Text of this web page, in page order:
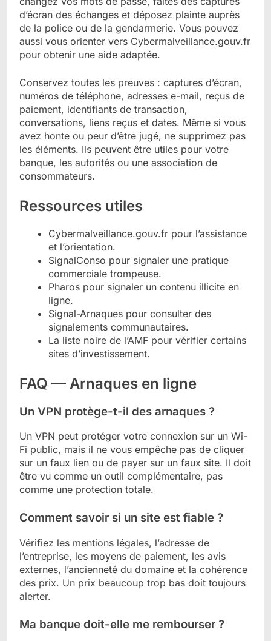
d’écran des échanges et déposez plainte auprès
de la police ou de la gendarmerie. Vous pouvez
aussi vous orienter vers Cybermalveillance.gouv.fr
pour obtenir une aide adaptée.
Conservez toutes les preuves : captures d’écran,
numéros de téléphone, adresses e-mail, reçus de
paiement, identifiants de transaction,
conversations, liens reçus et dates. Même si vous
avez honte ou peur d’être jugé, ne supprimez pas
les éléments. Ils peuvent être utiles pour votre
banque, les autorités ou une association de
consommateurs.
Ressources utiles
Cybermalveillance.gouv.fr pour l’assistance
et l’orientation.
SignalConso pour signaler une pratique
commerciale trompeuse.
Pharos pour signaler un contenu illicite en
ligne.
Signal-Arnaques pour consulter des
signalements communautaires.
La liste noire de l’AMF pour vérifier certains
sites d’investissement.
FAQ — Arnaques en ligne
Un VPN protège-t-il des arnaques ?
Un VPN peut protéger votre connexion sur un Wi-
Fi public, mais il ne vous empêche pas de cliquer
sur un faux lien ou de payer sur un faux site. Il doit
être vu comme un outil complémentaire, pas
comme une protection totale.
Comment savoir si un site est fiable ?
Vérifiez les mentions légales, l’adresse de
l’entreprise, les moyens de paiement, les avis
externes, l’ancienneté du domaine et la cohérence
des prix. Un prix beaucoup trop bas doit toujours
alerter.
Ma banque doit-elle me rembourser ?